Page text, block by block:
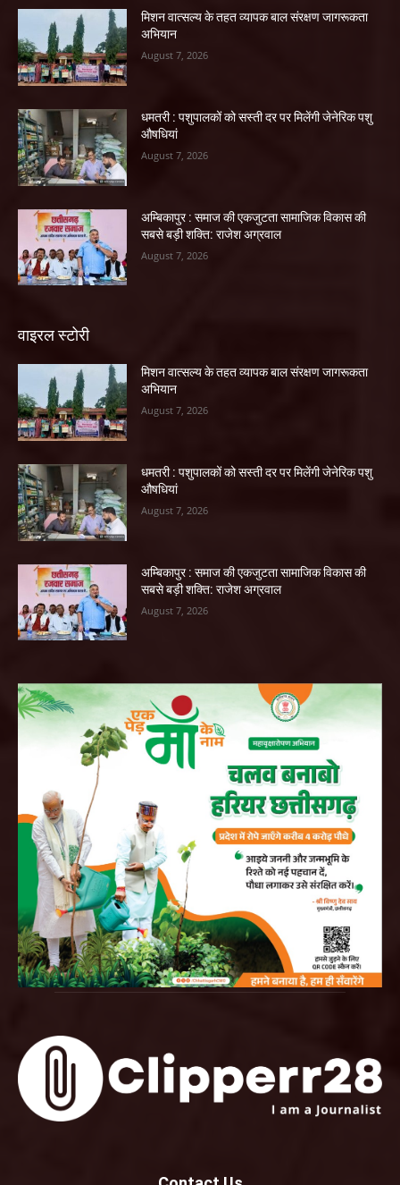
मिशन वात्सल्य के तहत व्यापक बाल संरक्षण जागरूकता
अभियान
August 7, 2026
धमतरी : पशुपालकों को सस्ती दर पर मिलेंगी जेनेरिक पशु
औषधियां
August 7, 2026
अम्बिकापुर : समाज की एकजुटता सामाजिक विकास की
सबसे बड़ी शक्ति: राजेश अग्रवाल
August 7, 2026
वाइरल स्टोरी
मिशन वात्सल्य के तहत व्यापक बाल संरक्षण जागरूकता
अभियान
August 7, 2026
धमतरी : पशुपालकों को सस्ती दर पर मिलेंगी जेनेरिक पशु
औषधियां
August 7, 2026
अम्बिकापुर : समाज की एकजुटता सामाजिक विकास की
सबसे बड़ी शक्ति: राजेश अग्रवाल
August 7, 2026